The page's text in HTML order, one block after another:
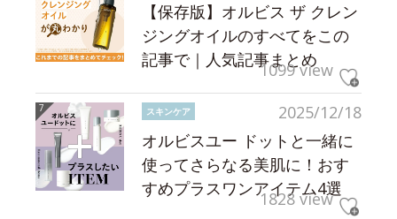
【保存版】オルビス ザ クレン
ジングオイルのすべてをこの
記事で｜人気記事まとめ
1099 view
2025/12/18
スキンケア
オルビスユー ドットと一緒に
使ってさらなる美肌に！おす
すめプラスワンアイテム4選
1828 view